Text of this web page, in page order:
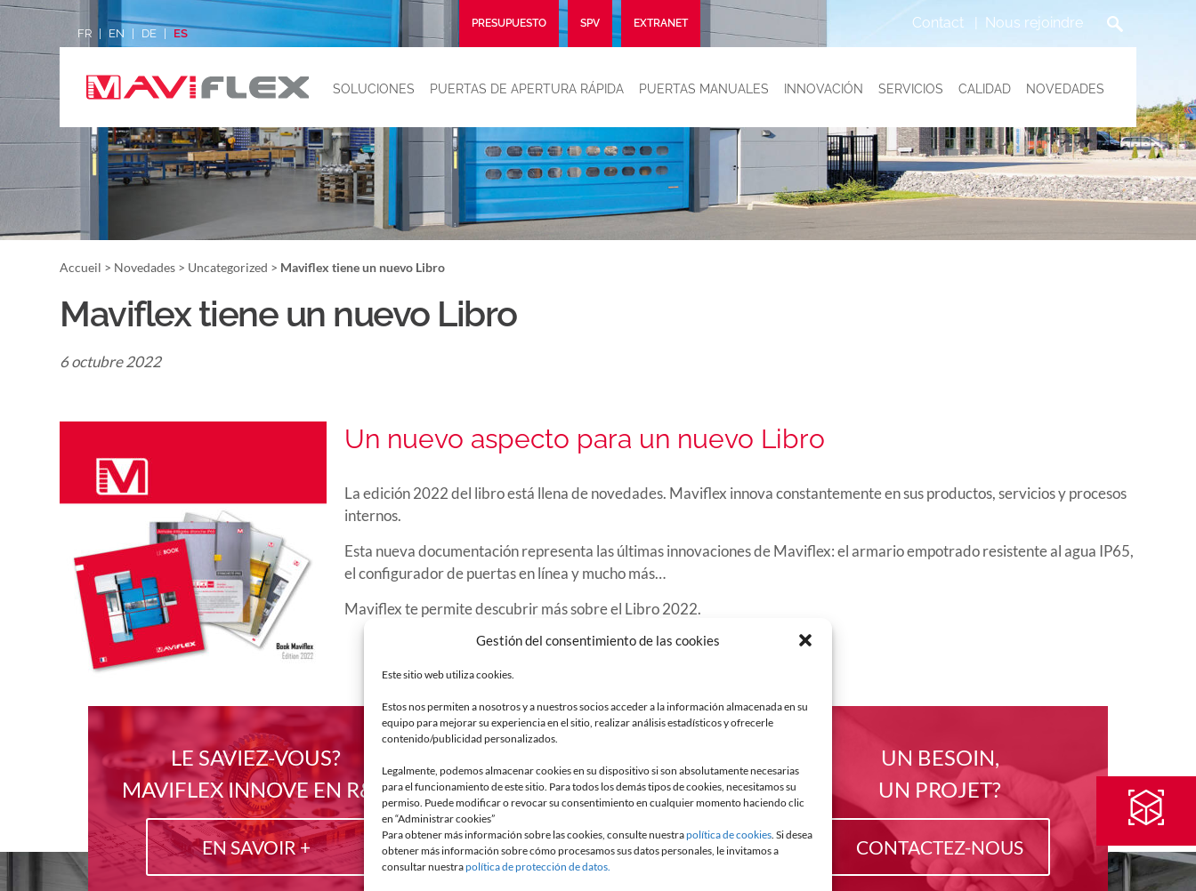
Gestión del consentimiento de las cookies
Este sitio web utiliza cookies.
Estos nos permiten a nosotros y a nuestros socios acceder a la información almacenada en su
equipo para mejorar su experiencia en el sitio, realizar análisis estadísticos y ofrecerle
contenido/publicidad personalizados.
Legalmente, podemos almacenar cookies en su dispositivo si son absolutamente necesarias
para el funcionamiento de este sitio. Para todos los demás tipos de cookies, necesitamos su
permiso. Puede modificar o revocar su consentimiento en cualquier momento haciendo clic
en “Administrar cookies”
Para obtener más información sobre las cookies, consulte nuestrapolítica de cookies. Si desea
obtener más información sobre cómo procesamos sus datos personales, le invitamos a
consultar nuestrapolítica de protección de datos.
FR EN DE ES
Contact Nous rejoindre
PRESUPUESTO SPV EXTRANET
SOLUCIONES PUERTAS DE APERTURA RÁPIDA PUERTAS MANUALES INNOVACIÓN SERVICIOS CALIDAD NOVEDADES
Accueil > Novedades > Uncategorized > Maviflex tiene un nuevo Libro
Maviflex tiene un nuevo Libro
6 octubre 2022
Un nuevo aspecto para un nuevo Libro
La edición 2022 del libro está llena de novedades. Maviflex innova constantemente en sus productos, servicios y procesos
internos.
Esta nueva documentación representa las últimas innovaciones de Maviflex: el armario empotrado resistente al agua IP65,
el configurador de puertas en línea y mucho más…
Maviflex te permite descubrir más sobre el Libro 2022.
LE SAVIEZ-VOUS?
MAVIFLEX INNOVE EN R&D
EN SAVOIR +
MAVIFLEX
EN SAVOIR +
UN BESOIN,
UN PROJET?
CONTACTEZ-NOUS